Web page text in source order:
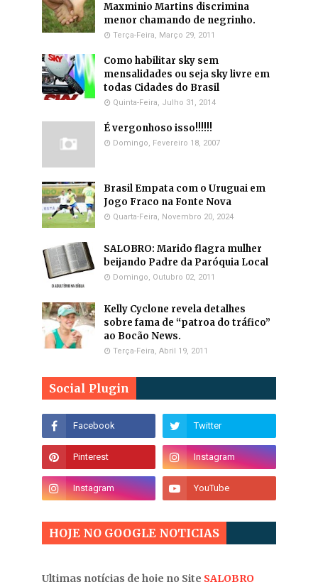
Maxminio Martins discrimina
menor chamando de negrinho.
Terça-Feira, Março 29, 2011
Como habilitar sky sem
mensalidades ou seja sky livre em
todas Cidades do Brasil
Quinta-Feira, Julho 31, 2014
É vergonhoso isso!!!!!!
Domingo, Fevereiro 18, 2007
Brasil Empata com o Uruguai em
Jogo Fraco na Fonte Nova
Quarta-Feira, Novembro 20, 2024
SALOBRO: Marido flagra mulher
beijando Padre da Paróquia Local
Domingo, Outubro 02, 2011
Kelly Cyclone revela detalhes
sobre fama de “patroa do tráfico”
ao Bocão News.
Terça-Feira, Abril 19, 2011
Social Plugin
HOJE NO GOOGLE NOTICIAS
Ultimas notícias de hoje no Site SALOBRO